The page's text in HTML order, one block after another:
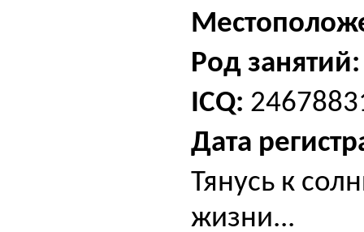
Род занятий:
ICQ:
Дата
Тянусь к
жизни...